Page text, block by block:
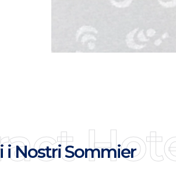
i Nostri Sommier